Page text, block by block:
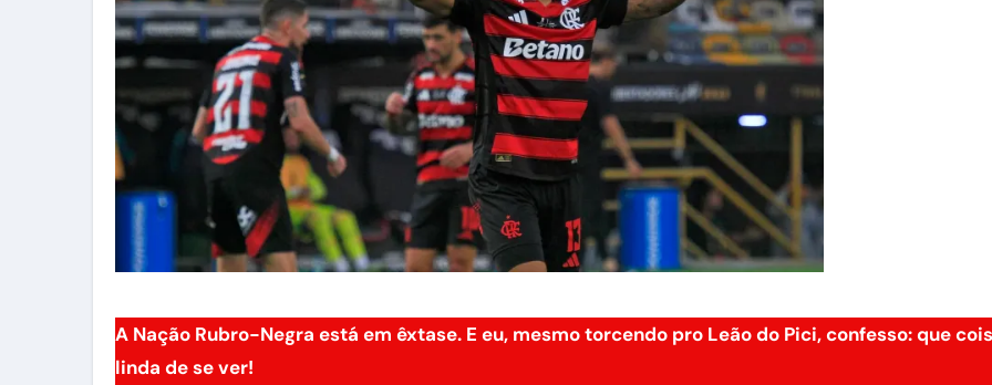
A Nação Rubro-Negra está em êxtase. E eu, mesmo torcendo pro Leão do Pici, confesso: que
linda de se ver!